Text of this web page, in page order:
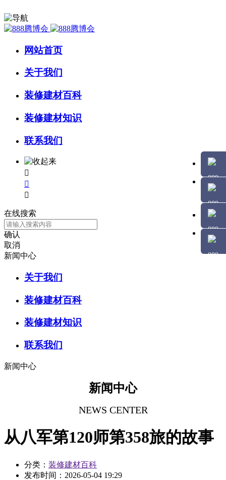
网站首页
关于我们
装修建材百科
装修建材知识
联系我们



在线搜索
确认
取消
新闻中心
关于我们
装修建材百科
装修建材知识
联系我们
新闻中心
新闻中心
NEWS CENTER
从八军第120师第358旅的故事
分类： 装修建材百科
发布时间： 2026-05-04 19:29